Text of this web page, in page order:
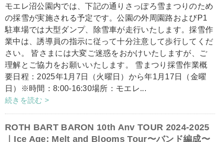
モエレ沼公園内では、下記の通りさっぽろ雪まつりのため
の採雪が実施される予定です。公園の外周園路およびP1
駐車場では大型ダンプ、除雪車が走行いたします。採雪作
業中は、誘導員の指示に従って十分注意して歩行してくだ
さい。 皆さまには大変ご迷惑をおかけいたしますが、ご
理解とご協力をお願いいたします。 雪まつり採雪作業概
要日程：2025年1月7日（火曜日）から年1月17日（金曜
日）※時間：8:00-16:30場所：モエレ...
続きを読む >
ROTH BART BARON 10th Anv TOUR 2024-2025
｜Ice Age: Melt and Blooms Tour〜バンド編成〜